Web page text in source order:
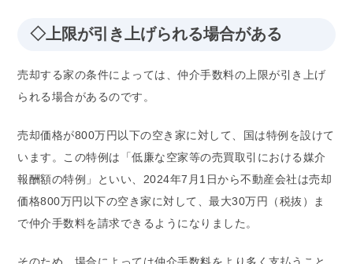
◇上限が引き上げられる場合がある
売却する家の条件によっては、仲介手数料の上限が引き上げ
られる場合があるのです。
売却価格が800万円以下の空き家に対して、国は特例を設けて
います。この特例は「低廉な空家等の売買取引における媒介
報酬額の特例」といい、2024年7月1日から不動産会社は売却
価格800万円以下の空き家に対して、最大30万円（税抜）ま
で仲介手数料を請求できるようになりました。
そのため、場合によっては仲介手数料をより多く支払うこと